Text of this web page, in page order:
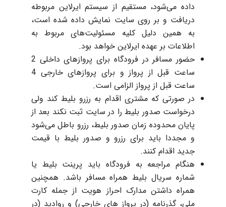
داده می‌شود، مستقیم از سیستم ایرلاین مربوطه
دریافت و بر روی سایت نمایش داده شده است،
به همین دلیل كلیه مسئولیت‌های مربوط به
اطلاعات بر عهده ایرلاین خواهد بود.
حضور مسافر در فرودگاه برای پروازهای داخلی 2
ساعت قبل از پرواز و برای پروازهای خارجی 4
ساعت قبل از پرواز الزامی است.
در صورتی که مشتری اقدام به رزرو بلیط کند ولی
درخواست صدور بلیط را در سایت ثبت نکند بعد از
پایان محدوده زمان صدور بلیط، رزرو باطل می‌شود
و مجددا باید برای رزرو و صدور بلیط با قیمت
جدید اقدام کنند.
هنگام مراجعه به فرودگاه باید پرینت بلیط یا
شماره سریال بلیط همراه مسافر باشد. همچنین
همراه داشتن مدارک احراز هویت از جمله کارت
ملی، گذرنامه (در پرواز های خارجی) و روادید (در